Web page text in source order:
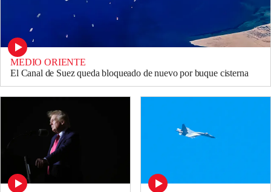
MEDIO ORIENTE
El Canal de Suez queda bloqueado de nuevo por buque cisterna